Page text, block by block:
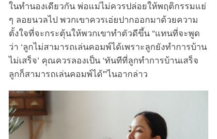
ในทำนองเดียวกัน พ่อแม่ไม่ควรปล่อยให้พฤติกรรมแย่
ๆ ลอยนวลไป พวกเขาควรเอ่ยปากออกมาด้วยความ
ตั้งใจที่จะกระตุ้นให้พวกเขาทำตัวดีขึ้น “แทนที่จะพูด
ว่า ‘ลูกไม่สามารถเล่นคอมพ์ได้เพราะลูกยังทำการบ้าน
ไม่เสร็จ’ คุณควรลองเป็น ‘ทันทีที่ลูกทำการบ้านเสร็จ
ลูกก็สามารถเล่นคอมพ์ได้'”ไนอากล่าว